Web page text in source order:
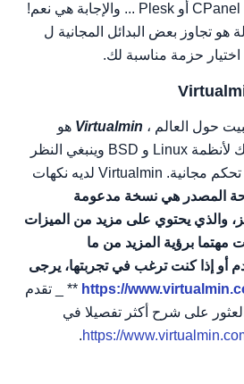
مراقبة مجانية مماثلة ل CPanel أو Plesk ... والإجابة هي نعم!
هو تجاوز بعض البدائل المجانية ل
Virtualmin هو
مرشح لجهاز التحكم لديك لأنظمة Linux و BSD وينبغي النظر
فيه أثناء بحثك عن لوحة تحكم مجانية. Virtualmin لديه نكهات
المصدر هي نسخة مدعومة
والذي يحتوي على مزيد من الميزات
برؤية المزيد من ما
أو إذا كنت ترغب في تجربتها، يرجى
https:// Virtualmin ** _ تقدم
العثور على شرح أكثر تفصيلا في
https://
.